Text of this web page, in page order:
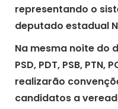
representando o
deputado estadual
Na mesma noite do
PSD, PDT, PSB, PTN,
realizarão
candidatos a